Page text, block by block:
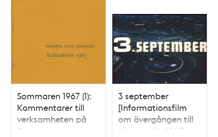
Sommaren 1967 (1):
Kommentarer till
verksamheten på
Barnens ö
3 september
[Informationsfilm
om övergången till
högertrafik 1967]